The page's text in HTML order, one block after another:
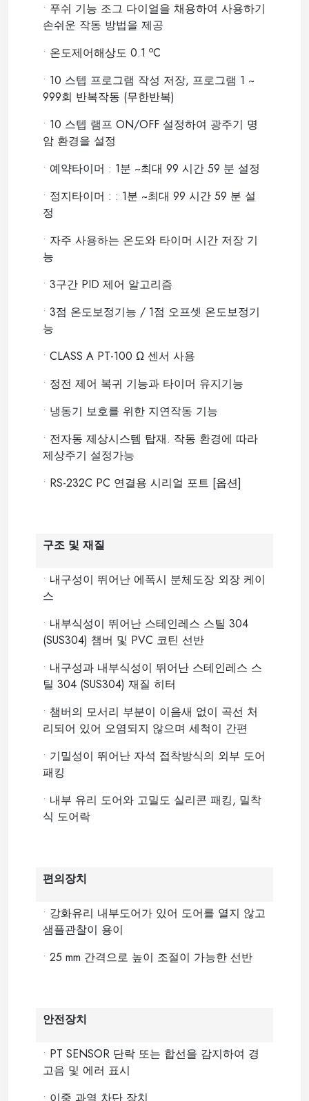
• 푸쉬 기능 조그 다이얼을 채용하여 사용하기
손쉬운 작동 방법을 제공
• 온도제어해상도 0.1 oC
• 10 스텝 프로그램 작성 저장, 프로그램 1 ~
999회 반복작동 (무한반복)
• 10 스텝 램프 ON/OFF 설정하여 광주기 명
암 환경을 설정
• 예약타이머 : 1분 ~최대 99 시간 59 분 설정
• 정지타이머 : : 1분 ~최대 99 시간 59 분 설
정
• 자주 사용하는 온도와 타이머 시간 저장 기
능
• 3구간 PID 제어 알고리즘
• 3점 온도보정기능 / 1점 오프셋 온도보정기
능
• CLASS A PT-100 Ω 센서 사용
• 정전 제어 복귀 기능과 타이머 유지기능
• 냉동기 보호를 위한 지연작동 기능
• 전자동 제상시스템 탑재. 작동 환경에 따라
제상주기 설정가능
• RS-232C PC 연결용 시리얼 포트 [옵션]
구조 및 재질
• 내구성이 뛰어난 에폭시 분체도장 외장 케이
스
• 내부식성이 뛰어난 스테인레스 스틸 304
(SUS304) 챔버 및 PVC 코틴 선반
• 내구성과 내부식성이 뛰어난 스테인레스 스
틸 304 (SUS304) 재질 히터
• 챔버의 모서리 부분이 이음새 없이 곡선 처
리되어 있어 오염되지 않으며 세척이 간편
• 기밀성이 뛰어난 자석 접착방식의 외부 도어
패킹
• 내부 유리 도어와 고밀도 실리콘 패킹, 밀착
식 도어락
편의장치
• 강화유리 내부도어가 있어 도어를 열지 않고
샘플관찰이 용이
• 25 mm 간격으로 높이 조절이 가능한 선반
안전장치
• PT SENSOR 단락 또는 합선을 감지하여 경
고음 및 에러 표시